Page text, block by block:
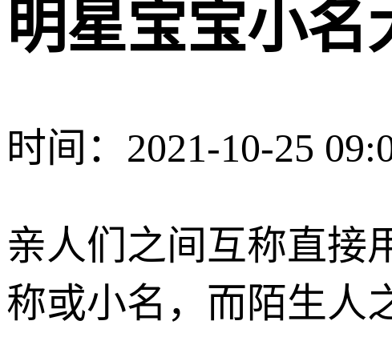
明星宝宝小名
时间：2021-10-25
亲人们之间互称直接
称或小名，而陌生人